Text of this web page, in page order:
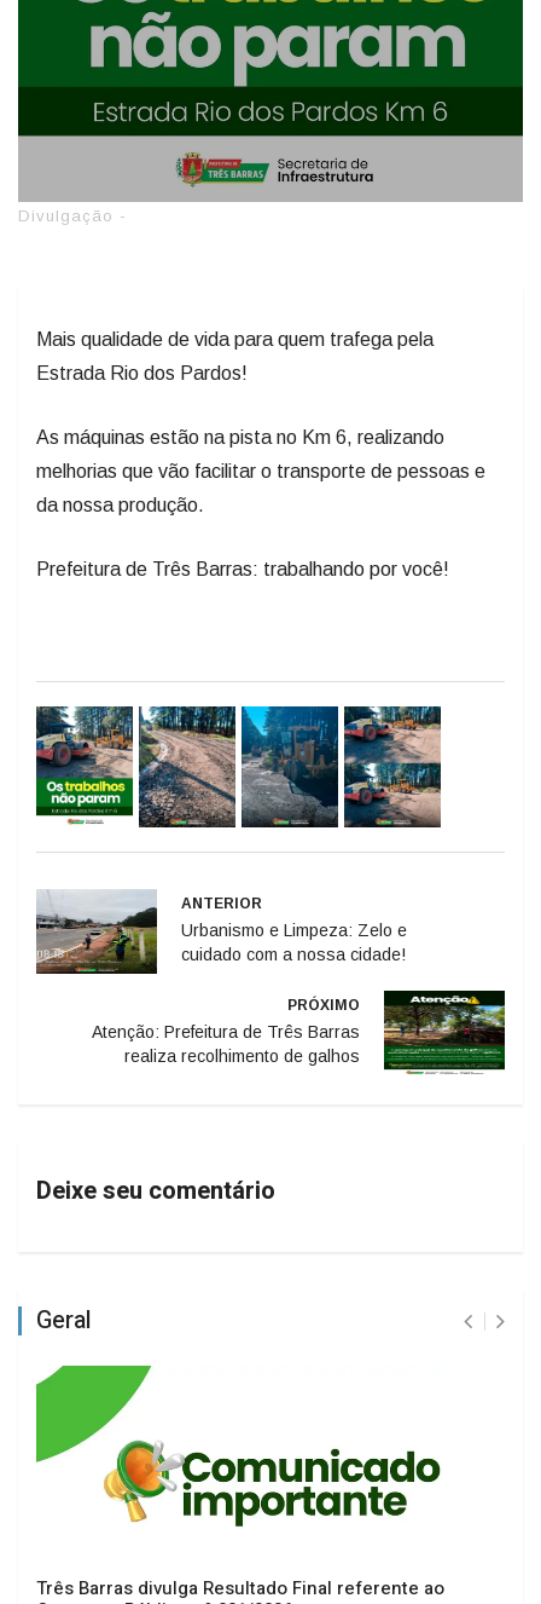
Divulgação -
Mais qualidade de vida para quem trafega pela
Estrada Rio dos Pardos!
As máquinas estão na pista no Km 6, realizando
melhorias que vão facilitar o transporte de pessoas e
da nossa produção.
Prefeitura de Três Barras: trabalhando por você!
ANTERIOR
Urbanismo e Limpeza: Zelo e
cuidado com a nossa cidade!
PRÓXIMO
Atenção: Prefeitura de Três Barras
realiza recolhimento de galhos
Deixe seu comentário
Geral
Três Barras divulga Resultado Final referente ao